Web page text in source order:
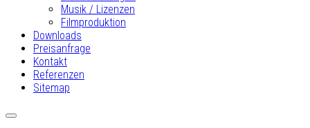
Musik / Lizenzen
Filmproduktion
Downloads
Preisanfrage
Kontakt
Referenzen
Sitemap